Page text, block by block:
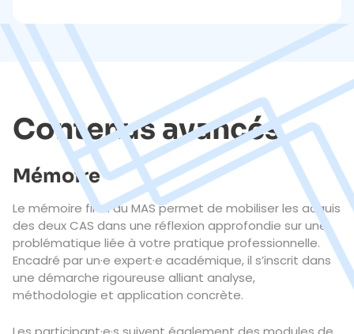
Contenus avancés
Mémoire
Le mémoire final du MAS permet de mobiliser les acquis
des deux CAS dans une réflexion approfondie sur une
problématique liée à votre pratique professionnelle.
Encadré par un·e expert·e académique, il s’inscrit dans
une démarche rigoureuse alliant analyse,
méthodologie et application concrète.